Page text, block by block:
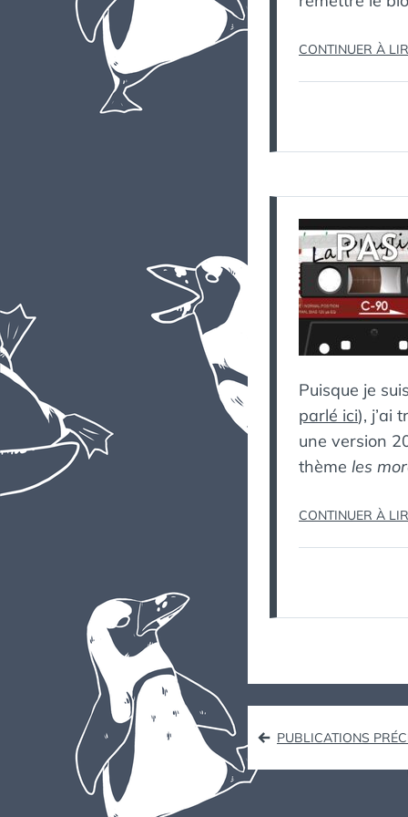
CONTINUER À
Puisque je
parlé ici), j’ai
une version
thème les
CONTINUER À
des
PUBLICATIONS